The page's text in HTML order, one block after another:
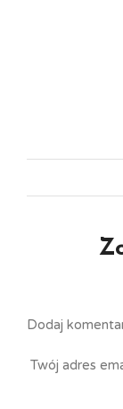
Dodaj
Twój adres